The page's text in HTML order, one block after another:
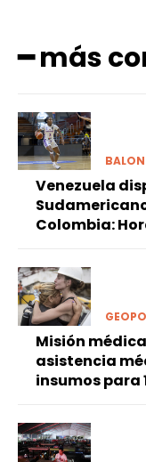
━ más
Venezuela
Colombia:
Misión
asistencia
insumos para